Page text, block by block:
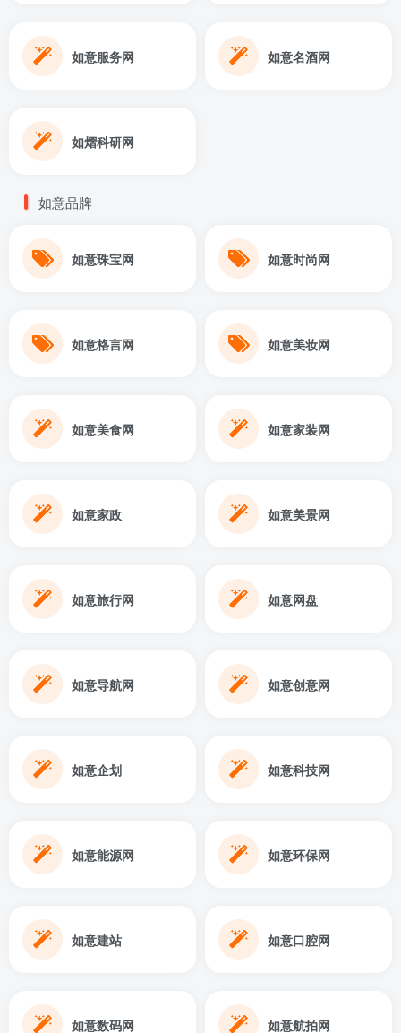
如意服务网 如意名酒网
如熠科研网
如意品牌
如意珠宝网 如意时尚网
如意格言网 如意美妆网
如意美食网 如意家装网
如意家政 如意美景网
如意旅行网 如意网盘
如意导航网 如意创意网
如意企划 如意科技网
如意能源网 如意环保网
如意建站 如意口腔网
如意数码网 如意航拍网